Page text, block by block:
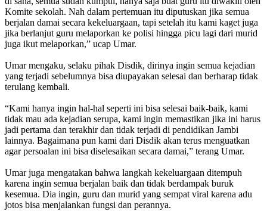
Komite sekolah. Nah dalam pertemuan itu diputuskan jika semua
berjalan damai secara kekeluargaan, tapi setelah itu kami kaget juga
jika berlanjut guru melaporkan ke polisi hingga picu lagi dari murid
juga ikut melaporkan,” ucap Umar.
Umar mengaku, selaku pihak Disdik, dirinya ingin semua kejadian
yang terjadi sebelumnya bisa diupayakan selesai dan berharap tidak
terulang kembali.
“Kami hanya ingin hal-hal seperti ini bisa selesai baik-baik, kami
tidak mau ada kejadian serupa, kami ingin memastikan jika ini harus
jadi pertama dan terakhir dan tidak terjadi di pendidikan Jambi
lainnya. Bagaimana pun kami dari Disdik akan terus menguatkan
agar persoalan ini bisa diselesaikan secara damai,” terang Umar.
Umar juga mengatakan bahwa langkah kekeluargaan ditempuh
karena ingin semua berjalan baik dan tidak berdampak buruk
kesemua. Dia ingin, guru dan murid yang sempat viral karena adu
jotos bisa menjalankan fungsi dan perannya.